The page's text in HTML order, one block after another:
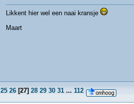
Likkent hier wel een naai kransje
Maart
25 26[27] 28 29 30 31 ... 112